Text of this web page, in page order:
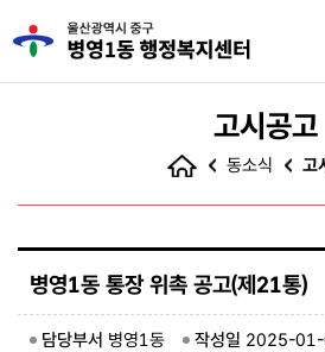
고시공고
동소식 고
병영1동 통장 위촉 공고(제21통)
담당부서 병영1동 작성일 2025-